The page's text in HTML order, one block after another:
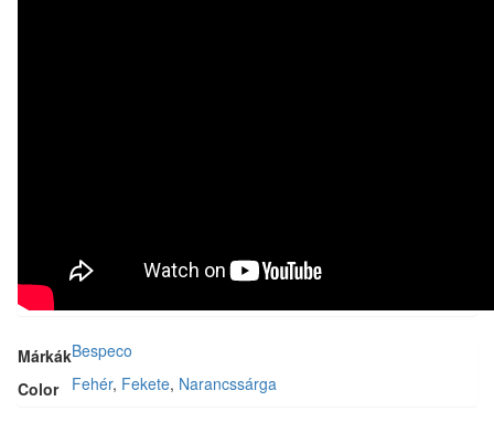
MárkákBespeco
Color
Fehér, Fekete, Narancssárga